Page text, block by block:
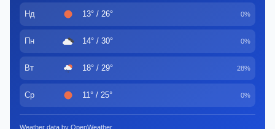
Нд 13° / 26° 0%
Пн 14° / 30° 0%
Вт 18° / 29° 28%
Ср 11° / 25° 0%
Weather data by OpenWeather